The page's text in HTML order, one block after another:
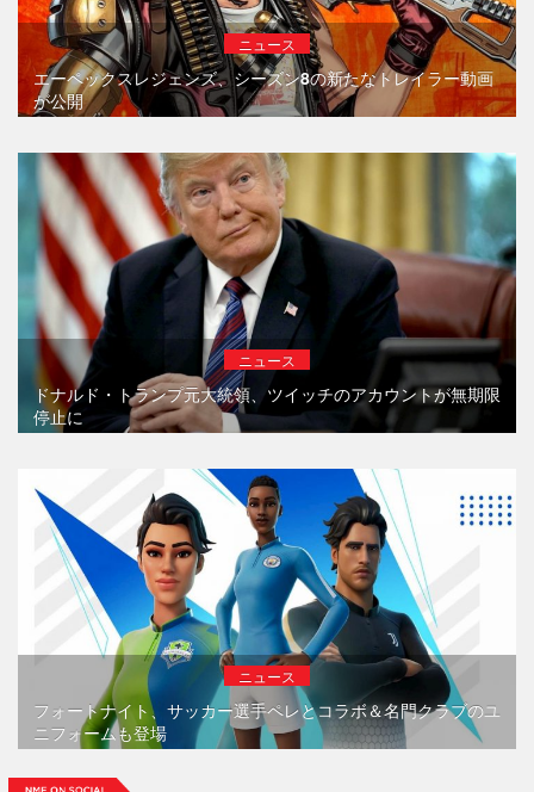
ニュース
エーペックスレジェンズ、シーズン8の新たなトレイラー動画
が公開
ニュース
ドナルド・トランプ元大統領、ツイッチのアカウントが無期限
停止に
ニュース
フォートナイト、サッカー選手ペレとコラボ＆名門クラブのユ
ニフォームも登場